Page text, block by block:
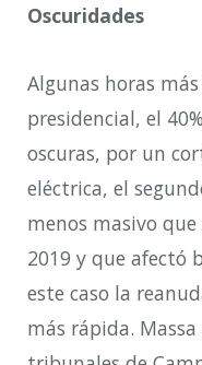
Oscuridades
Algunas horas
presidencial, el
oscuras, por un
eléctrica, el
menos masivo
2019 y que afectó
este caso la
más rápida.